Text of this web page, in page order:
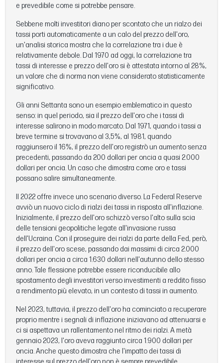
e prevedibile come si potrebbe pensare.
Sebbene molti investitori diano per scontato che un rialzo dei
tassi porti automaticamente a un calo del prezzo dell'oro,
un'analisi storica mostra che la correlazione tra i due è
relativamente debole. Dal 1970 ad oggi, la correlazione tra
tassi di interesse e prezzo dell'oro si è attestata intorno al 28%,
un valore che di norma non viene considerato statisticamente
significativo.
Gli anni Settanta sono un esempio emblematico in questo
senso: in quel periodo, sia il prezzo dell'oro che i tassi di
interesse salirono in modo marcato. Dal 1971, quando i tassi a
breve termine si trovavano al 3,5%, al 1981, quando
raggiunsero il 16%, il prezzo dell'oro registrò un aumento senza
precedenti, passando da 200 dollari per oncia a quasi 2.000
dollari per oncia. Un caso che dimostra come oro e tassi
possano salire simultaneamente.
Il 2022 offre invece uno scenario diverso. La Federal Reserve
avviò un nuovo ciclo di rialzi dei tassi in risposta all'inflazione.
Inizialmente, il prezzo dell'oro schizzò verso l'alto sulla scia
delle tensioni geopolitiche legate all'invasione russa
dell'Ucraina. Con il proseguire dei rialzi da parte della Fed, però,
il prezzo dell'oro scese, passando dai massimi di circa 2.000
dollari per oncia a circa 1.630 dollari nell'autunno dello stesso
anno. Tale flessione potrebbe essere riconducibile allo
spostamento degli investitori verso investimenti a reddito fisso
a rendimento più elevato, in un contesto di tassi in aumento.
Nel 2023, tuttavia, il prezzo dell'oro ha cominciato a recuperare
proprio mentre i segnali di inflazione iniziavano ad attenuarsi e
ci si aspettava un rallentamento nel ritmo dei rialzi. A metà
gennaio 2023, l'oro aveva raggiunto circa 1.900 dollari per
oncia. Anche questo dimostra che l'impatto dei tassi di